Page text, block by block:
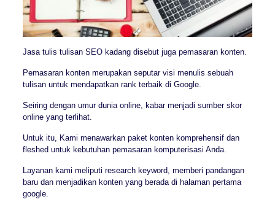
Jasa tulis tulisan SEO kadang disebut juga pemasaran konten.
Pemasaran konten merupakan seputar visi menulis sebuah
tulisan untuk mendapatkan rank terbaik di Google.
Seiring dengan umur dunia online, kabar menjadi sumber skor
online yang terlihat.
Untuk itu, Kami menawarkan paket konten komprehensif dan
fleshed untuk kebutuhan pemasaran komputerisasi Anda.
Layanan kami meliputi research keyword, memberi pandangan
baru dan menjadikan konten yang berada di halaman pertama
google.